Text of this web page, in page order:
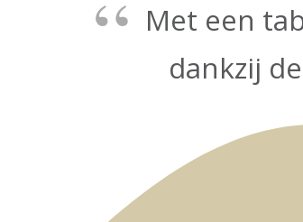
Met een
dankzij